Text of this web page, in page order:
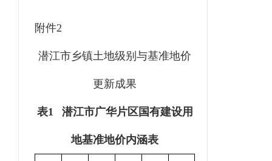
附件2
潜江市乡镇土地级别与基准地价
更新成果
表1 潜江市广华片区国有建设用
地基准地价内涵表